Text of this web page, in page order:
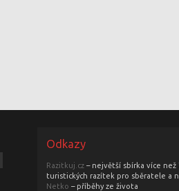
Odkazy
Razitkuj.cz– největší sbírka více než
turistických razítek pro sběratele a
Netko – příběhy ze života